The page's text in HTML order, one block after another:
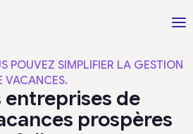
POUVEZ SIMPLIFIER LA GESTION
VACANCES.
de
prospères